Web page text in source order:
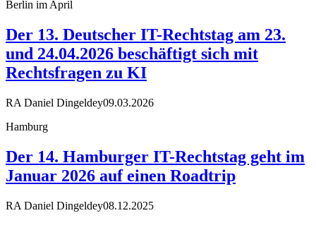
Berlin im April
Der 13. Deutscher IT-Rechtstag am 23.
und 24.04.2026 beschäftigt sich mit
Rechtsfragen zu KI
RA Daniel Dingeldey09.03.2026
Hamburg
Der 14. Hamburger IT-Rechtstag geht im
Januar 2026 auf einen Roadtrip
RA Daniel Dingeldey08.12.2025